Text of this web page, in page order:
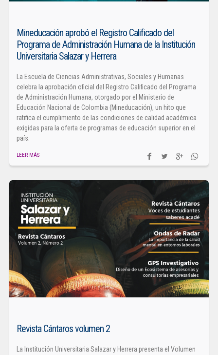
Mineducación aprobó el Registro Calificado del
Programa de Administración Humana de la Institución
Universitaria Salazar y Herrera
La Escuela de Ciencias Administrativas, Sociales y Humanas
celebra la aprobación oficial del Registro Calificado del Programa
de Administración Humana, otorgado por el Ministerio de
Educación Nacional de Colombia (Mineducación), un hito que
ratifica el cumplimiento de las condiciones de calidad académica
exigidas para la oferta de programas de educación superior en el
país.
LEER MÁS
Revista Cántaros volumen 2
La Institución Universitaria Salazar y Herrera presenta el Volumen